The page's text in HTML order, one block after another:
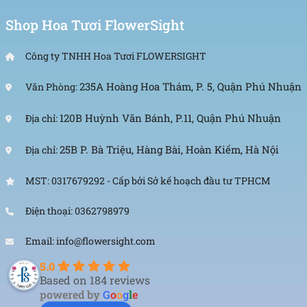
Một số những kinh nghiệm khi muamẫu hoa đẹp
này mà chúng ta nên lưu ý sau đây:
Lựa chọn cơ sở bán hoa 3 bông uy tín và chất lượng. Đơn
vị đó phải đảm bảo được nguồn hoa tươi, có nhiều mẫu
mã phong phú. Đặc biệt mức giá luôn phải công khai và
chi tiết
Hãy mua hoa vào thời điểm buổi sáng, bởi đây là thời
điểm tốt nhất, hoa tươi nhất trong ngày
Shop Hoa Tươi FlowerSight
Công ty TNHH Hoa Tươi FLOWERSIGHT
Văn Phòng:235A Hoàng Hoa Thám, P. 5, Quận Phú Nhuận
Địa chỉ: 120B Huỳnh Văn Bánh, P.11, Quận Phú Nhuận
Địa chỉ:25B P. Bà Triệu, Hàng Bài, Hoàn Kiếm, Hà Nội
MST: 0317679292 - Cấp bởi Sở kế hoạch đầu tư TPHCM
Điện thoại: 0362798979
Email: info@flowersight.com
5.0
Based on 184 reviews
powered byGoogle